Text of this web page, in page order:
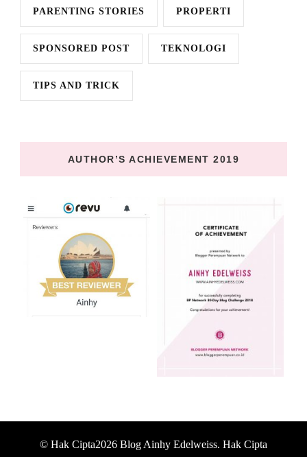
PARENTING STORIES PROPERTI
SPONSORED POST TEKNOLOGI
TIPS AND TRICK
AUTHOR’S ACHIEVEMENT 2019
© Hak Cipta2026 Blog Ainhy Edelweiss. Hak Cipta